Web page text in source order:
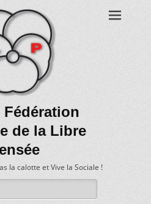
Fédération
de la Libre
la calotte et Vive la Sociale !